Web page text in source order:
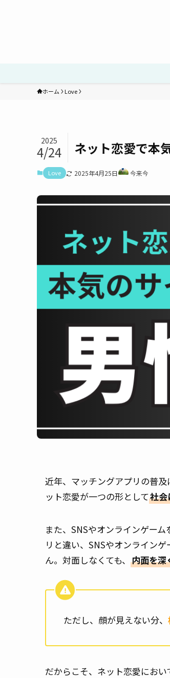
ホーム Love
ネット恋愛で本
2025
4/24
Love 2025年4月25日 今来今
近年、マッチングアプリの普及
ット恋愛が一つの形として社会
また、SNSやオンラインゲー
リと違い、SNSやオンラインゲ
ん。対面しなくても、 内面を深
ただし、顔が見えない分、
だからこそ、ネット恋愛におい